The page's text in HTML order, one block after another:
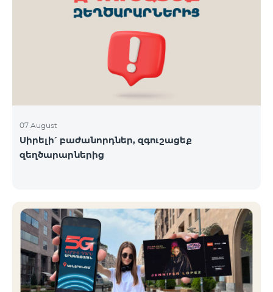
07 August
Սիրելի՛ բաժանորդներ, զգուշացեք
զեղծարարներից